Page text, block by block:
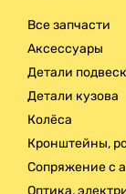
Все запчасти
Аксессуары
Детали
Детали кузова
Колёса
Кронштейны,
Сопряжение с